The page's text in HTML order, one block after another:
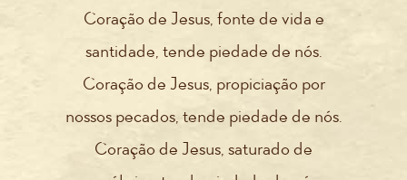
Coração de Jesus, fonte de vida e
santidade, tende piedade de nós.
Coração de Jesus, propiciação por
nossos pecados, tende piedade de nós.
Coração de Jesus, saturado de